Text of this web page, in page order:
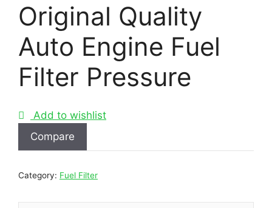
Original Quality
Auto Engine Fuel
Filter Pressure
Add to wishlist
Compare
Category: Fuel Filter